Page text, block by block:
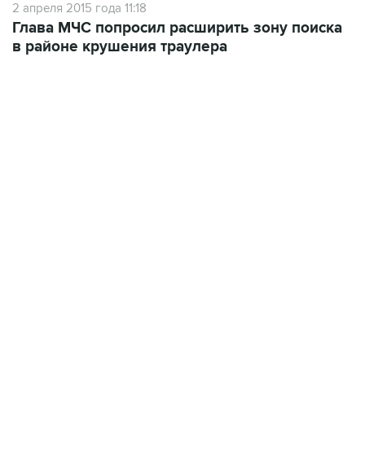
2 апреля 2015 года 11:18
Глава МЧС попросил расширить зону поиска
в районе крушения траулера